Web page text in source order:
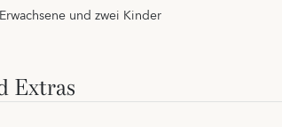
und zwei Kinder
Extras